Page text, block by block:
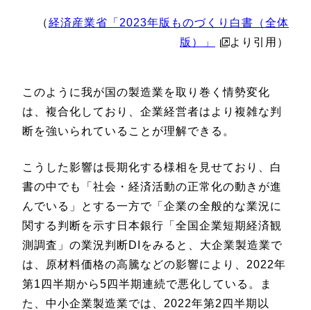
（経済産業省「2023年版ものづくり白書（全体
版）」
より引用）
このように我が国の製造業を取り巻く情勢変化
は、複合化しており、企業経営者はより複雑な判
断を強いられていることが理解できる。
こうした影響は長期化する様相を見せており、白
書の中でも「社会・経済活動の正常化の動きが進
んでいる」とする一方で「企業の全般的な業況に
関する判断を示す日本銀行「全国企業短期経済観
測調査」の業況判断DIをみると、大企業製造業で
は、原材料価格の高騰などの影響により、2022年
第1四半期から5四半期連続で悪化している。ま
た、中小企業製造業では、2022年第2四半期以